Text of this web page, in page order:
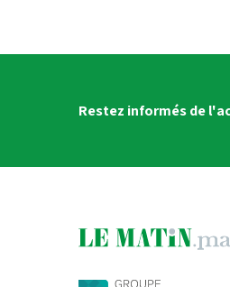
Restez informés de